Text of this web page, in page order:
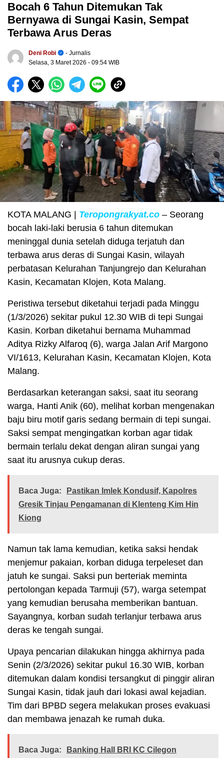
Bocah 6 Tahun Ditemukan Tak
Bernyawa di Sungai Kasin, Sempat
Terbawa Arus Deras
Deni Robi
- Jurnalis
Selasa, 3 Maret 2026 - 09:54 WIB
KOTA MALANG | Teropongrakyat.co – Seorang
bocah laki-laki berusia 6 tahun ditemukan
meninggal dunia setelah diduga terjatuh dan
terbawa arus deras di Sungai Kasin, wilayah
perbatasan Kelurahan Tanjungrejo dan Kelurahan
Kasin, Kecamatan Klojen, Kota Malang.
Peristiwa tersebut diketahui terjadi pada Minggu
(1/3/2026) sekitar pukul 12.30 WIB di tepi Sungai
Kasin. Korban diketahui bernama Muhammad
Aditya Rizky Alfaroq (6), warga Jalan Arif Margono
VI/1613, Kelurahan Kasin, Kecamatan Klojen, Kota
Malang.
Berdasarkan keterangan saksi, saat itu seorang
warga, Hanti Anik (60), melihat korban mengenakan
baju biru motif garis sedang bermain di tepi sungai.
Saksi sempat mengingatkan korban agar tidak
bermain terlalu dekat dengan aliran sungai yang
saat itu arusnya cukup deras.
Baca Juga:
Pastikan Imlek Kondusif, Kapolres
Gresik Tinjau Pengamanan di Klenteng Kim Hin
Kiong
Namun tak lama kemudian, ketika saksi hendak
menjemur pakaian, korban diduga terpeleset dan
jatuh ke sungai. Saksi pun berteriak meminta
pertolongan kepada Tarmuji (57), warga setempat
yang kemudian berusaha memberikan bantuan.
Sayangnya, korban sudah terlanjur terbawa arus
deras ke tengah sungai.
Upaya pencarian dilakukan hingga akhirnya pada
Senin (2/3/2026) sekitar pukul 16.30 WIB, korban
ditemukan dalam kondisi tersangkut di pinggir aliran
Sungai Kasin, tidak jauh dari lokasi awal kejadian.
Tim dari BPBD segera melakukan proses evakuasi
dan membawa jenazah ke rumah duka.
Baca Juga: Banking Hall BRI KC Cilegon